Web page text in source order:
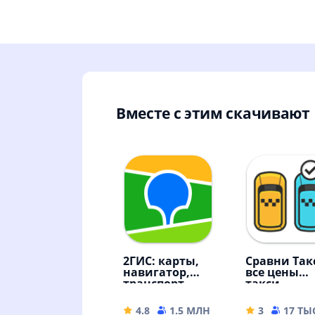
Вместе с этим скачивают
2ГИС: карты,
навигатор,
транспорт,
4.8 1.5 МЛН
296.71 MB
Сравни
все цены
такси
3 17